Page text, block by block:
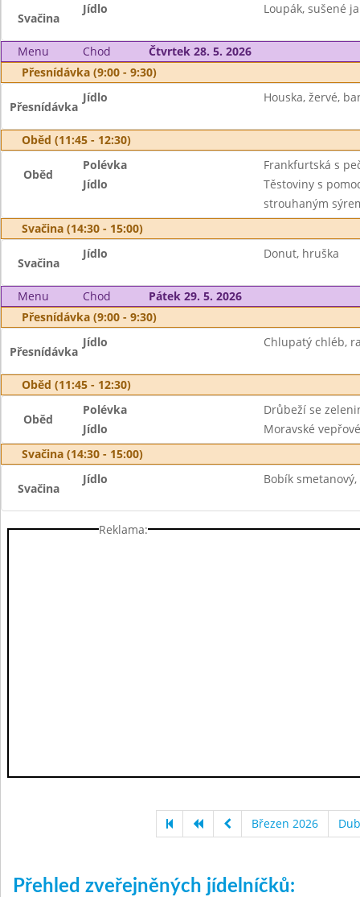
Svačina
Jídlo Loupák, sušené
Menu Chod
Čtvrtek 28. 5. 2026
Přesnídávka (9:00 - 9:30)
Přesnídávka
Jídlo Houska, žervé,
Oběd (11:45 - 12:30)
Oběd
Polévka
Frankfurtská s
Jídlo
Těstoviny s
strouhaným
Svačina (14:30 - 15:00)
Svačina
Jídlo Donut, hruška
Menu Chod
Pátek 29. 5. 2026
Přesnídávka (9:00 - 9:30)
Přesnídávka
Jídlo Chlupatý chléb,
Oběd (11:45 - 12:30)
Oběd
Polévka
Drůbeží se
Jídlo
Moravské
Svačina (14:30 - 15:00)
Svačina
Jídlo Bobík
Reklama:
Březen 2026
Přehled zveřejněných jídelníčků: